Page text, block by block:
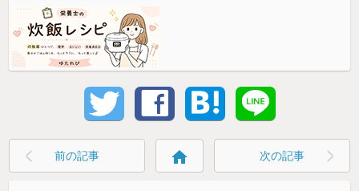
前の記事 home 次の記事